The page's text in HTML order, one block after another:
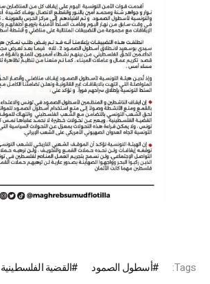
Tags: أسطول الصمود القضية الفلسطينية